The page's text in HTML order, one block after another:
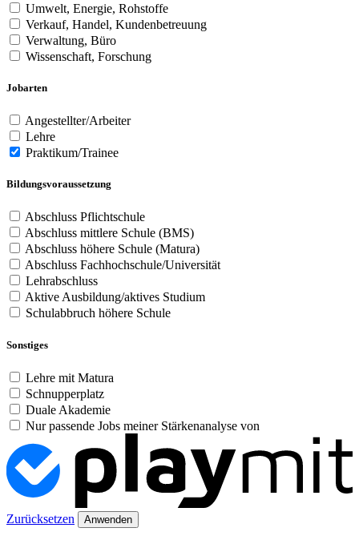
Umwelt, Energie, Rohstoffe
Verkauf, Handel, Kundenbetreuung
Verwaltung, Büro
Wissenschaft, Forschung
Jobarten
Angestellter/Arbeiter
Lehre
Praktikum/Trainee
Bildungsvoraussetzung
Abschluss Pflichtschule
Abschluss mittlere Schule (BMS)
Abschluss höhere Schule (Matura)
Abschluss Fachhochschule/Universität
Lehrabschluss
Aktive Ausbildung/aktives Studium
Schulabbruch höhere Schule
Sonstiges
Lehre mit Matura
Schnupperplatz
Duale Akademie
Nur passende Jobs meiner Stärkenanalyse von
Zurücksetzen Anwenden